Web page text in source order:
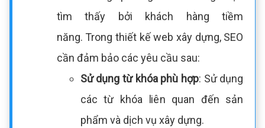
tìm thấy bởi khách hàng tiềm
năng. Trong thiết kế web xây dựng, SEO
cần đảm bảo các yêu cầu sau:
Sử dụng từ khóa phù hợp: Sử dụng
các từ khóa liên quan đến sản
phẩm và dịch vụ xây dựng.